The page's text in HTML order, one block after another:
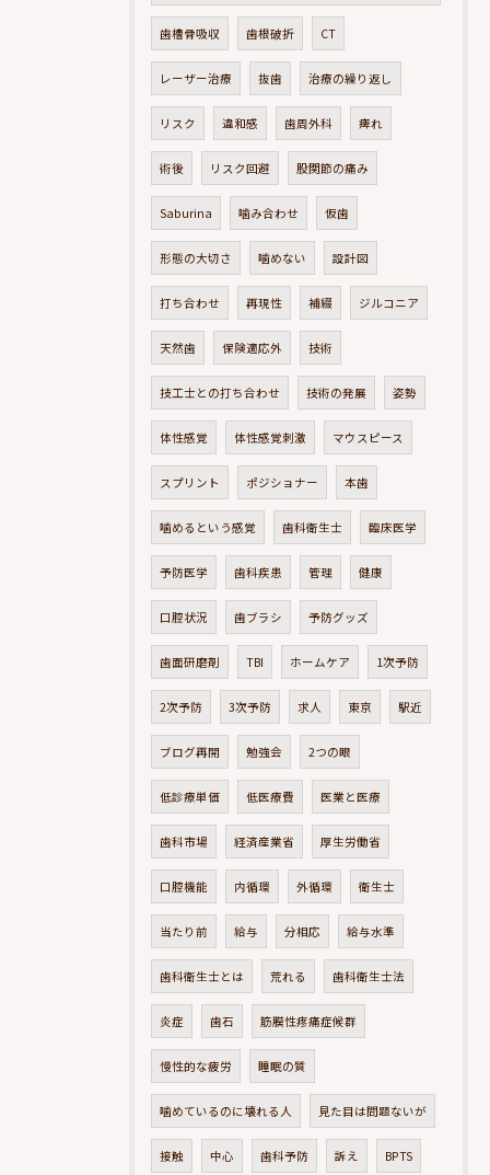
歯槽骨吸収 歯根破折 CT
レーザー治療 抜歯 治療の繰り返し
リスク 違和感 歯周外科 痺れ
術後 リスク回避 股関節の痛み
Saburina 噛み合わせ 仮歯
形態の大切さ 噛めない 設計図
打ち合わせ 再現性 補綴 ジルコニア
天然歯 保険適応外 技術
技工士との打ち合わせ 技術の発展 姿勢
体性感覚 体性感覚刺激 マウスピース
スプリント ポジショナー 本歯
噛めるという感覚 歯科衛生士 臨床医学
予防医学 歯科疾患 管理 健康
口腔状況 歯ブラシ 予防グッズ
歯面研磨剤 TBI ホームケア 1次予防
2次予防 3次予防 求人 東京 駅近
ブログ再開 勉強会 2つの眼
低診療単価 低医療費 医業と医療
歯科市場 経済産業省 厚生労働省
口腔機能 内循環 外循環 衛生士
当たり前 給与 分相応 給与水準
歯科衛生士とは 荒れる 歯科衛生士法
炎症 歯石 筋膜性疼痛症候群
慢性的な疲労 睡眠の質
噛めているのに壊れる人 見た目は問題ないが
接触 中心 歯科予防 訴え BPTS